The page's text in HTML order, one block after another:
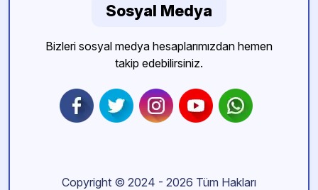
Sosyal Medya
Bizleri sosyal medya hesaplarımızdan hemen
takip edebilirsiniz.
Copyright © 2024 - 2026 Tüm Hakları